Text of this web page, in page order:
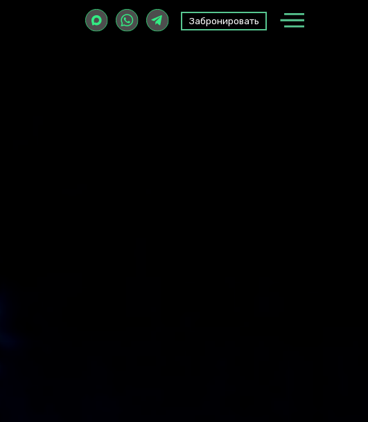
Забронировать
Забронировать